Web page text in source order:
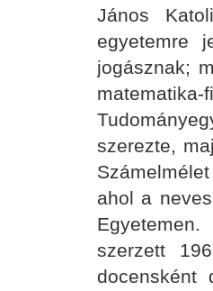
János
egyetemre
jogásznak;
szerezte,
ahol a
szerzett
docensként